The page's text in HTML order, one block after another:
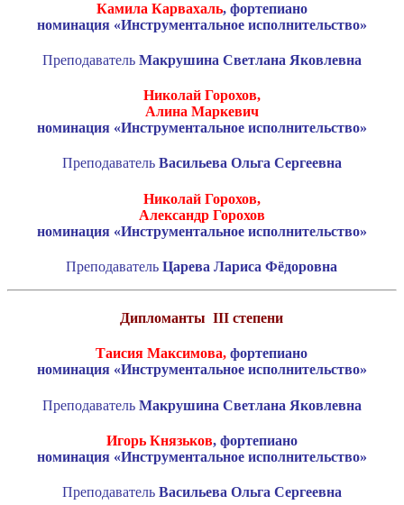
Камила Карвахаль, фортепиано
номинация «Инструментальное исполнительство»
Преподаватель Макрушина Светлана Яковлевна
Николай Горохов,
Алина Маркевич
номинация «Инструментальное исполнительство»
Преподаватель Васильева Ольга Сергеевна
Николай Горохов,
Александр Горохов
номинация «Инструментальное исполнительство»
ПреподавательЦарева Лариса Фёдоровна
ДипломантыIII степени
Таисия Максимова, фортепиано
номинация «Инструментальное исполнительство»
Преподаватель Макрушина Светлана Яковлевна
Игорь Князьков, фортепиано
номинация «Инструментальное исполнительство»
Преподаватель Васильева Ольга Сергеевна